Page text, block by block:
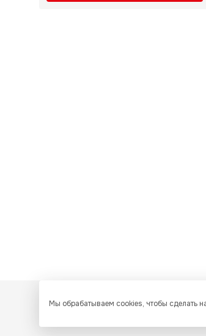
Все ресурсы настоящего сайта, включая
Мы обрабатываем cookies, чтобы сделать